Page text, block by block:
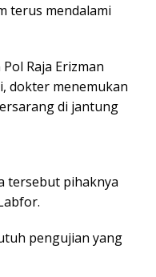
terus mendalami
Raja Erizman
dokter menemukan
di jantung
tersebut pihaknya
pengujian yang